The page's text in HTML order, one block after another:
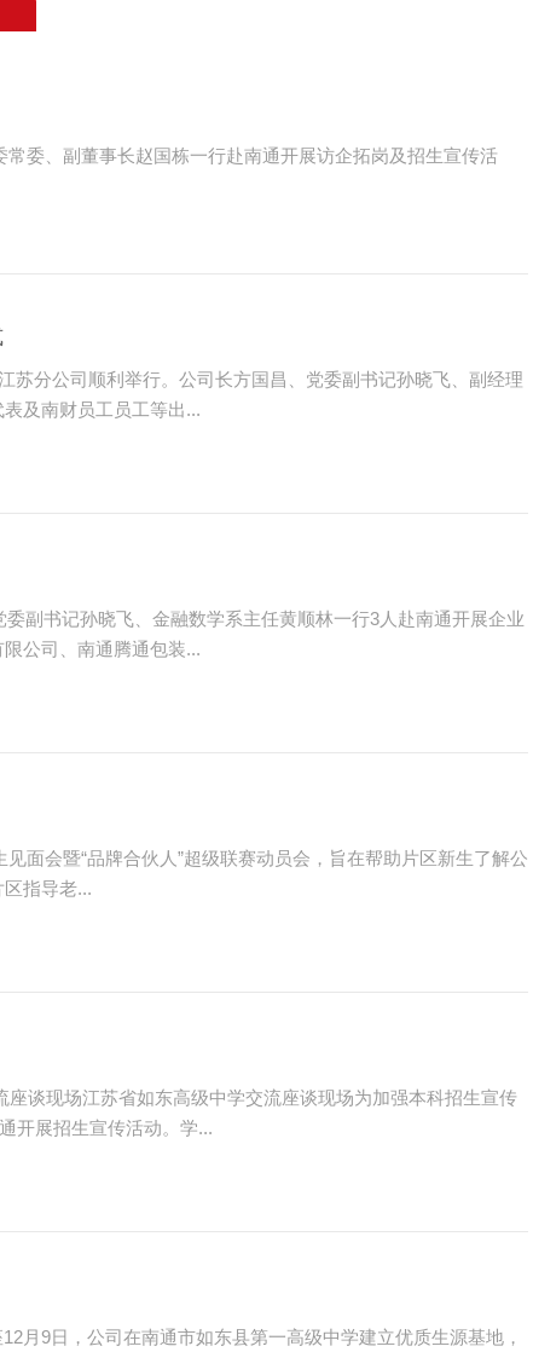
委、副董事长赵国栋一行赴南通开展访企拓岗及招生宣传活
分公司顺利举行。公司长方国昌、党委副书记孙晓飞、副经理
及南财员工员工等出...
副书记孙晓飞、金融数学系主任黄顺林一行3人赴南通开展企业
公司、南通腾通包装...
见面会暨“品牌合伙人”超级联赛动员会，旨在帮助片区新生了解公
指导老...
谈现场江苏省如东高级中学交流座谈现场为加强本科招生宣传
开展招生宣传活动。学...
月9日，公司在南通市如东县第一高级中学建立优质生源基地，